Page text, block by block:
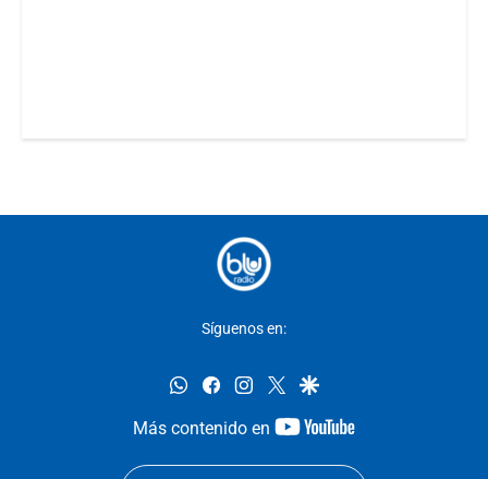
Síguenos en:
whatsappfacebookinstagram
twittergoogle
Más contenido en
youtube-